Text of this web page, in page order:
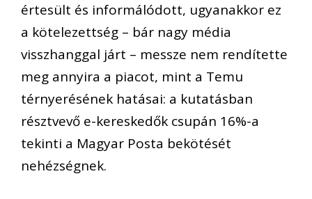
értesült és informálódott, ugyanakkor ez
a kötelezettség – bár nagy média
visszhanggal járt – messze nem rendítette
meg annyira a piacot, mint a Temu
térnyerésének hatásai: a kutatásban
résztvevő e-kereskedők csupán 16%-a
tekinti a Magyar Posta bekötését
nehézségnek.